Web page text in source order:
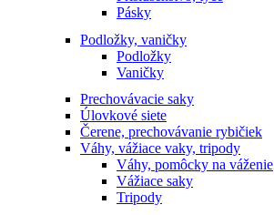
Pásky
Podložky, vaničky
Podložky
Vaničky
Prechovávacie saky
Úlovkové siete
Čerene, prechovávanie rybičiek
Váhy, vážiace vaky, tripody
Váhy, pomôcky na váženie
Vážiace saky
Tripody